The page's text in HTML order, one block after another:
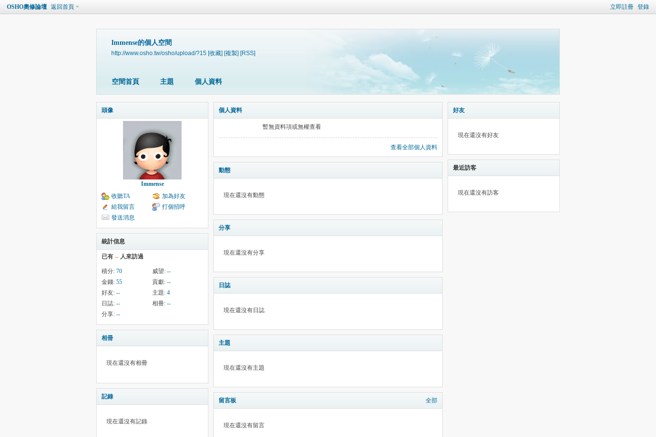
立即註冊 登錄
OSHO奧修論壇 返回首頁
Immense的個人空間
http://www.osho.tw/osho/upload/?15 [收藏] [複製] [RSS]
空間首頁 主題 個人資料
頭像
Immense
收聽TA
加為好友
給我留言
打個招呼
發送消息
統計信息
已有 -- 人來訪過
積分: 70 威望: --
金錢: 55 貢獻: --
好友: -- 主題: 4
日誌: -- 相冊: --
分享: --
相冊
現在還沒有相冊
記錄
現在還沒有記錄
個人資料
暫無資料項或無權查看
查看全部個人資料
動態
現在還沒有動態
分享
現在還沒有分享
日誌
現在還沒有日誌
主題
現在還沒有主題
留言板 全部
現在還沒有留言
好友
現在還沒有好友
最近訪客
現在還沒有訪客